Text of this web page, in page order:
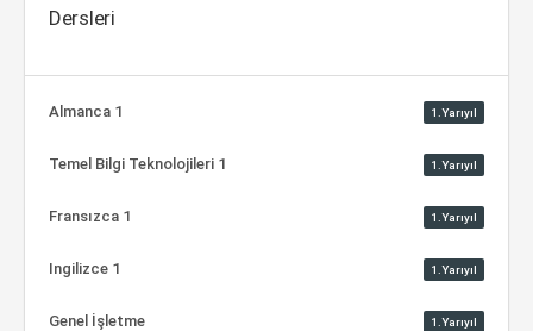
Dersleri
Almanca 1 1.Yarıyıl
Temel Bilgi Teknolojileri 1 1.Yarıyıl
Fransızca 1 1.Yarıyıl
Ingilizce 1 1.Yarıyıl
Genel İşletme 1.Yarıyıl